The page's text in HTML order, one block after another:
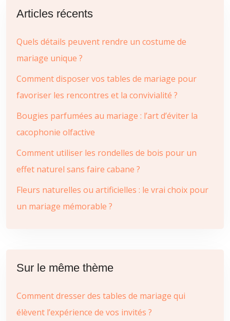
Articles récents
Quels détails peuvent rendre un costume de
mariage unique ?
Comment disposer vos tables de mariage pour
favoriser les rencontres et la convivialité ?
Bougies parfumées au mariage : l’art d’éviter la
cacophonie olfactive
Comment utiliser les rondelles de bois pour un
effet naturel sans faire cabane ?
Fleurs naturelles ou artificielles : le vrai choix pour
un mariage mémorable ?
Sur le même thème
Comment dresser des tables de mariage qui
élèvent l’expérience de vos invités ?